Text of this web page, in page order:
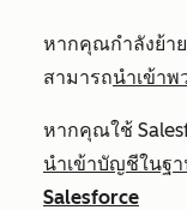
หากคุณกำลังย้า
สามารถนำเข้าพ
หากคุณใช้
นำเข้าบัญชีในฐ
Salesforce